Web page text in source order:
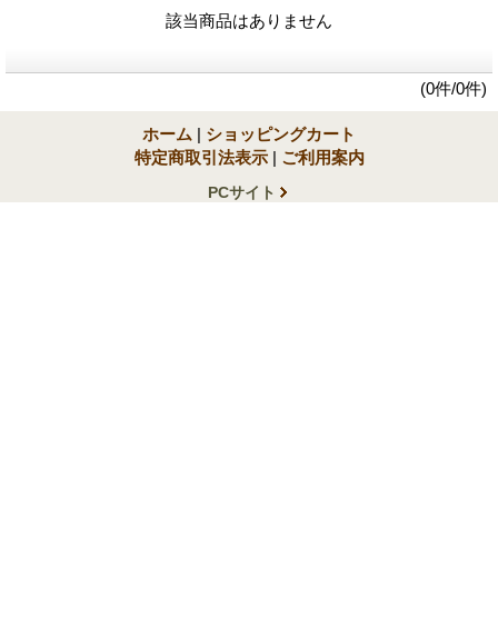
該当商品はありません
(0件/0件)
ホーム | ショッピングカート
特定商取引法表示 | ご利用案内
PCサイト